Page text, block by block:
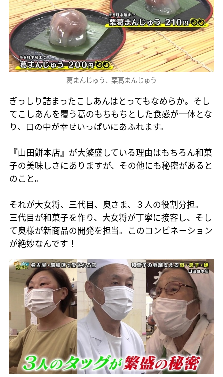
葛まんじゅう、栗葛まんじゅう
ぎっしり詰まったこしあんはとってもなめらか。そし
てこしあんを覆う葛のもちもちとした食感が一体とな
り、口の中が幸せいっぱいにあふれます。
『山田餅本店』が大繁盛している理由はもちろん和菓
子の美味しさにありますが、その他にも秘密があると
のこと。
それが大女将、三代目、奥さま、３人の役割分担。
三代目が和菓子を作り、大女将が丁寧に接客し、そし
て奥様が新商品の開発を担当。このコンビネーション
が絶妙なんです！